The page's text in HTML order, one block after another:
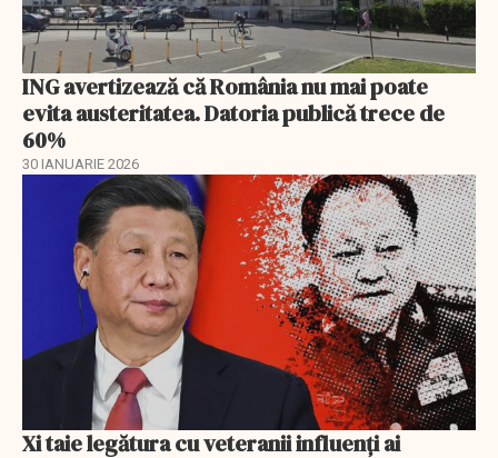
ING avertizează că România nu mai poate
evita austeritatea. Datoria publică trece de
60%
30 IANUARIE 2026
Xi taie legătura cu veteranii influenți ai